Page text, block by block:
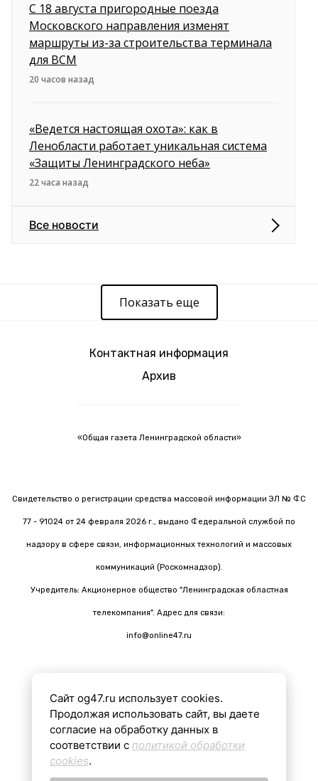
С 18 августа пригородные поезда
Московского направления изменят
маршруты из-за строительства терминала
для ВСМ
20 часов назад
«Ведется настоящая охота»: как в
Ленобласти работает уникальная система
«Защиты Ленинградского неба»
22 часа назад
Все новости
Показать еще
Контактная информация
Архив
«Общая газета Ленинградской области»
Свидетельство о регистрации средства массовой информации ЭЛ № ФС
77 - 91024 от 24 февраля 2026 г., выдано Федеральной службой по
надзору в сфере связи, информационных технологий и массовых
коммуникаций (Роскомнадзор).
Учредитель: Акционерное общество "Ленинградская областная
телекомпания". Адрес для связи:
info@online47.ru
Все материалы на сайте подготовлены с помощью ИИ
16+
Сайт og47.ru использует cookies.
Продолжая использовать сайт, вы даете
согласие на обработку данных в
соответствии с политикой обработки
cookies.